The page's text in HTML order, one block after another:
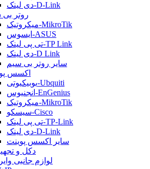
دی لینک-D-Link
روتر
میکروتیک-MikroTik
ایسوس-ASUS
تی پی لینک-TP Link
دی لینک-D Link
سایر روتر بی سیم
اکسس
یوبیکیوتی-Ubquiti
انجنیوس-EnGenius
میکروتیک-MikroTik
سیسکو-Cisco
تی پی لینک-TP-Link
دی لینک-D-Link
سایر اکسس پوینت
دکل و
لوازم جانبی